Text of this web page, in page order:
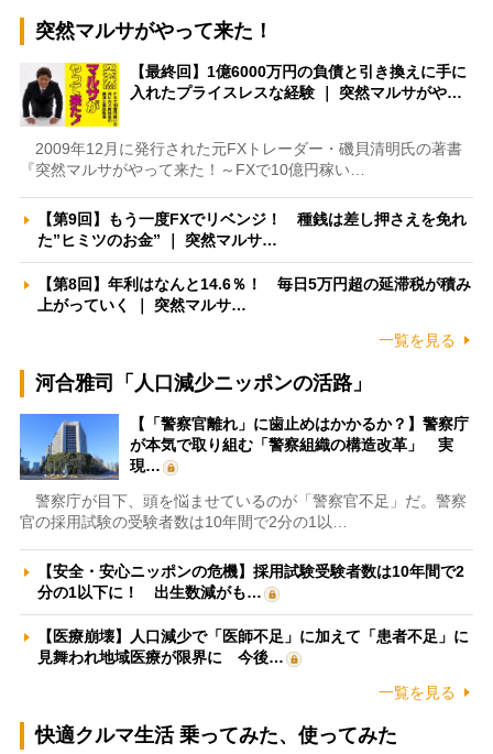
突然マルサがやって来た！
【最終回】1億6000万円の負債と引き換えに手に
入れたプライスレスな経験 ｜ 突然マルサがや…
2009年12月に発行された元FXトレーダー・磯貝清明氏の著書
『突然マルサがやって来た！～FXで10億円稼い…
【第9回】もう一度FXでリベンジ！ 種銭は差し押さえを免れ
た”ヒミツのお金” ｜ 突然マルサ…
【第8回】年利はなんと14.6％！ 毎日5万円超の延滞税が積み
上がっていく ｜ 突然マルサ…
一覧を見る
河合雅司「人口減少ニッポンの活路」
【「警察官離れ」に歯止めはかかるか？】警察庁
が本気で取り組む「警察組織の構造改革」 実
現…
警察庁が目下、頭を悩ませているのが「警察官不足」だ。警察
官の採用試験の受験者数は10年間で2分の1以…
【安全・安心ニッポンの危機】採用試験受験者数は10年間で2
分の1以下に！ 出生数減がも…
【医療崩壊】人口減少で「医師不足」に加えて「患者不足」に
見舞われ地域医療が限界に 今後…
一覧を見る
快適クルマ生活 乗ってみた、使ってみた